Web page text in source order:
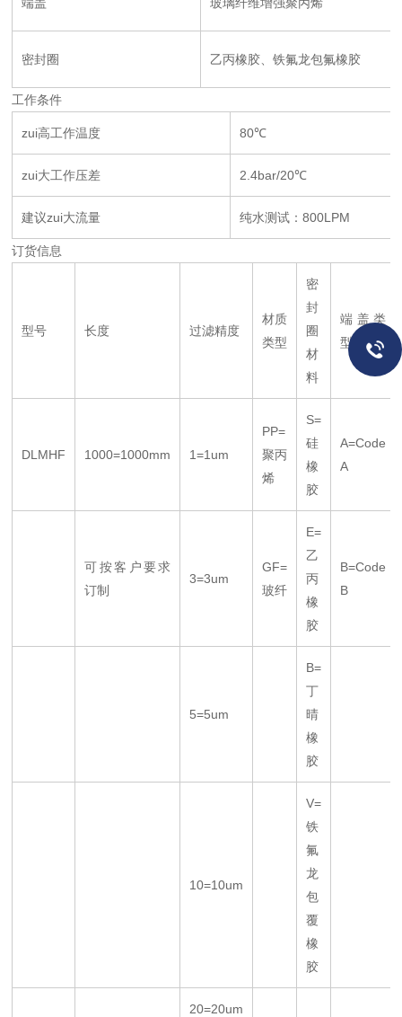
密封圈 乙丙橡胶、铁氟龙包氟橡胶
工作条件
zui高工作温度 80℃
zui大工作压差 2.4bar/20℃
建议zui大流量 纯水测试：800LPM
订货信息
型号 长度 过滤精度
材质
类型
密
封
圈
材
料
端盖类
型
DLMHF 1000=1000mm 1=1um
PP=
聚丙
烯
S=
硅
橡
胶
A=Code
A
可按客户要求
订制
3=3um
GF=
玻纤
E=
乙
丙
橡
胶
B=Code
B
5=5um
B=
丁
晴
橡
胶
10=10um
V=
铁
氟
龙
包
覆
橡
胶
20=20um